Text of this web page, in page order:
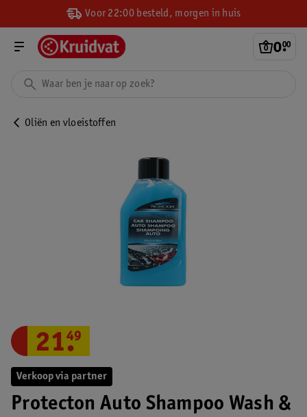
Voor 22:00 besteld, morgen in huis
0.
00
Oliën en vloeistoffen
Verkoop via partner
Protecton Auto Shampoo Wash &
21.
49